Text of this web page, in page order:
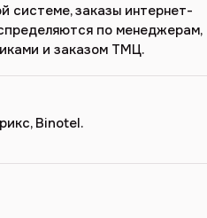
системе, заказы интернет-
по менеджерам,
и заказом ТМЦ.
Binotel.